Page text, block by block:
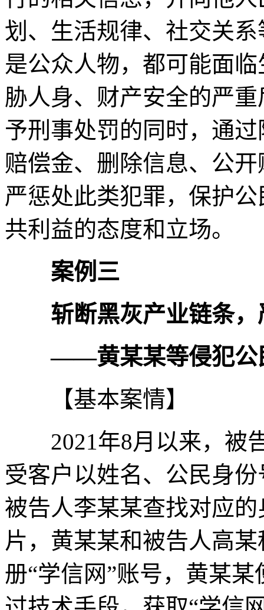
划、生活规律、社交关
是公众人物，都可能面
胁人身、财产安全的严
予刑事处罚的同时，通
赔偿金、删除信息、公
严惩处此类犯罪，保护
共利益的态度和立场。
案例三
斩断黑灰产业链条
——黄某某等侵犯公
【基本案情】
2021年8月以来，被
受客户以姓名、公民身
被告人李某某查找对应
片，黄某某和被告人高
册“学信网”账号，黄某